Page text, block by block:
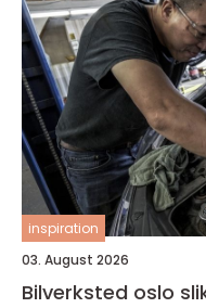
inspiration
03. August 2026
Bilverksted oslo slik finner du kvalitet,